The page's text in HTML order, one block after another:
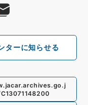
ターに知らせる